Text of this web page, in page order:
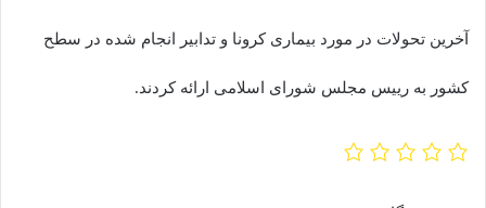
آخرین تحولات در مورد بیماری کرونا و تدابیر انجام شده در سطح
کشور به رییس مجلس شورای اسلامی ارائه کردند.